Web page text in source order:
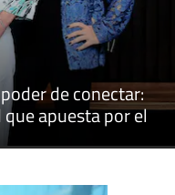
de conectar:
apuesta por el